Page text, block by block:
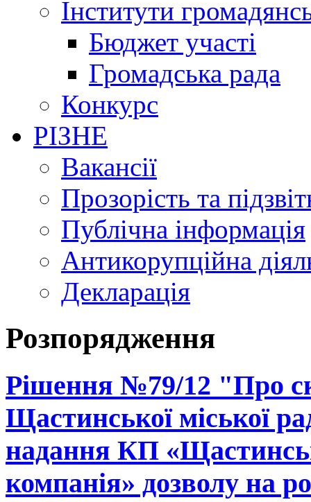
Інститути
Бюджет участі
Громадська рада
Конкурс
РІЗНЕ
Вакансії
Прозорість та
Публічна інформація
Антикорупційна
Декларація
Розпорядження
Рішення №79/12 "Про
Щастинської міської
надання КП
компанія» дозволу на